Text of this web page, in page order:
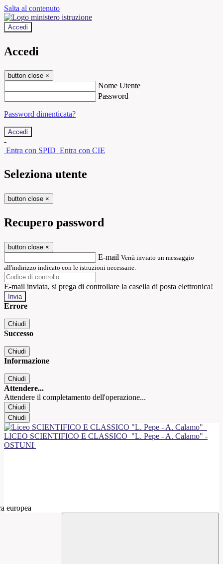
Salta al contenuto
Accedi
Accedi
button close ×
Nome Utente
Password
Password dimenticata?
-
Entra con SPID Entra con CIE
Seleziona utente
button close ×
Recupero password
button close ×
E-mail Verrà inviato un messaggio
all'indirizzo indicato con le istruzioni necessarie.
E-mail inviata, si prega di controllare la casella di posta elettronica!
Errore
Chiudi
Successo
Chiudi
Informazione
Chiudi
Attendere...
Attendere il completamento dell'operazione...
Chiudi
Chiudi
LICEO SCIENTIFICO E CLASSICO "L. Pepe - A. Calamo" -
OSTUNI